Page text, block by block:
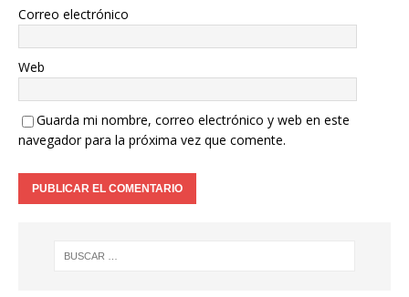
Correo electrónico
Web
Guarda mi nombre, correo electrónico y web en este
navegador para la próxima vez que comente.